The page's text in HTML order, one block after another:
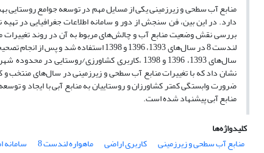
منابع آب سطحی و زیرزمینی یکی از مسایل مهم در توسعه جوامع روستایی
دارد. در این بین، فن سنجش از دور و سامانه اطلاعات جغرافیایی در
بررسی نقش وضعیت منابع آب و چالش‌های مربوط به آن در روند
لندست 8 در سال‌های 1393، 1396 و 1398
نشان داد که با تغییرات منابع آب سطحی و زیرزمینی در سال‌های منتخب
ضرورت وابستگی کمتر کشاورزان و روستاییان به منابع آبی با ایجاد و
منابع آبی پیشنهاد شده است.
کلیدواژه‌ها
منابع آب سطحی و زیرزمینی
کاربری اراضی ماهواره لندست 8
سامانه